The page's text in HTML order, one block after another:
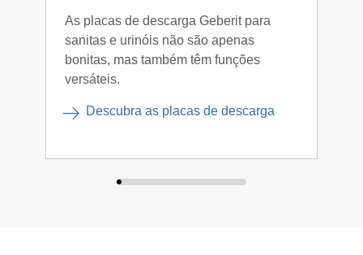
As placas de descarga Geberit para
sanitas e urinóis não são apenas
bonitas, mas também têm funções
versáteis.
Descubra as placas de descarga